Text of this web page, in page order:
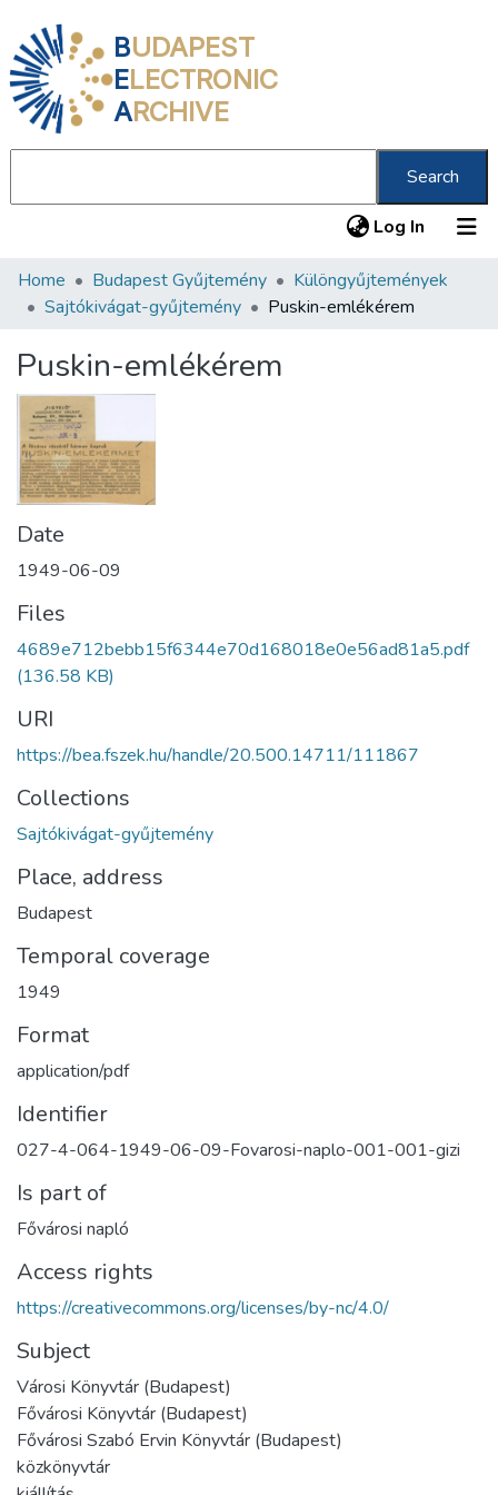
BUDAPEST
ELECTRONIC
ARCHIVE
Search
Log In (current)
Communities & Collections
Statistics
About us
Home Budapest Gyűjtemény
Különgyűjtemények
Sajtókivágat-gyűjtemény
Puskin-emlékérem
Puskin-emlékérem
Date
1949-06-09
Files
4689e712bebb15f6344e70d168018e0e56ad81a5.pdf
(136.58 KB)
URI
https://bea.fszek.hu/handle/20.500.14711/111867
Collections
Sajtókivágat-gyűjtemény
Place, address
Budapest
Temporal coverage
1949
Format
application/pdf
Identifier
027-4-064-1949-06-09-Fovarosi-naplo-001-001-gizi
Is part of
Fővárosi napló
Access rights
https://creativecommons.org/licenses/by-nc/4.0/
Subject
Városi Könyvtár (Budapest)
Fővárosi Könyvtár (Budapest)
Fővárosi Szabó Ervin Könyvtár (Budapest)
közkönyvtár